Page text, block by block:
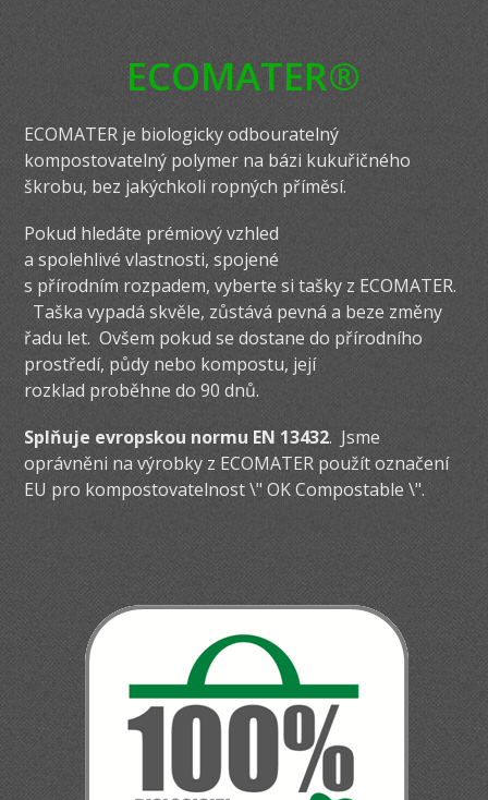
ECOMATER®
ECOMATER je biologicky odbouratelný
kompostovatelný polymer na bázi kukuřičného
škrobu, bez jakýchkoli ropných příměsí.
Pokud hledáte prémiový vzhled
a spolehlivé vlastnosti, spojené
s přírodním rozpadem, vyberte si tašky z ECOMATER.
Taška vypadá skvěle, zůstává pevná a beze změny
řadu let. Ovšem pokud se dostane do přírodního
prostředí, půdy nebo kompostu, její
rozklad proběhne do 90 dnů.
Splňuje evropskou normu EN 13432. Jsme
oprávněni na výrobky z ECOMATER použít označení
EU pro kompostovatelnost \" OK Compostable \".